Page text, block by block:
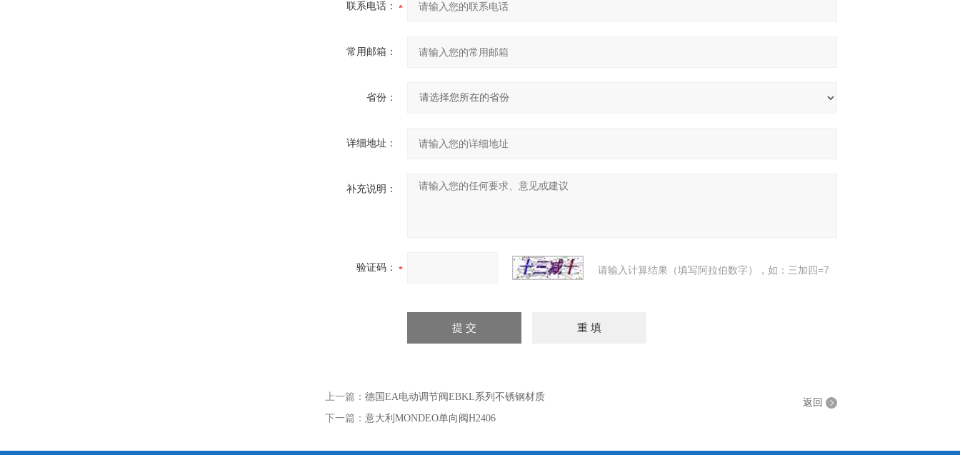
联系电话：
常用邮箱：
省份：
详细地址：
补充说明：
验证码： 请输入计算结果（填写阿拉伯数字），如：三加四=7
上一篇： 德国EA电动调节阀EBKL系列不锈钢材质
下一篇： 意大利MONDEO单向阀H2406
返回